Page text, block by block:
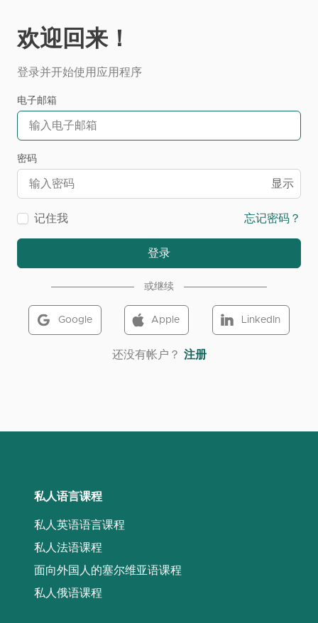
欢迎回来！
登录并开始使用应用程序
电子邮箱
密码
显示
记住我 忘记密码？
登录
或继续
Google Apple LinkedIn
‌还没有帐户？ 注册
私人语言课程
私人英语语言课程
私人法语课程
面向外国人的塞尔维亚语课程
私人俄语课程